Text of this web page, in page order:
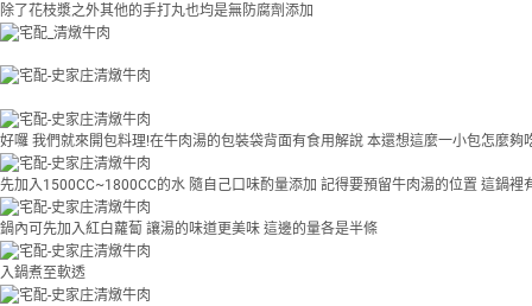
除了花枝漿之外其他的手打丸也均是無防腐劑添加
好囉 我們就來開包料理!在牛肉湯的包裝袋背面有食用解說 本還想這麼一小包怎麼夠
先加入1500CC~1800CC的水 隨自己口味酌量添加 記得要預留牛肉湯的位置 這鍋裡
鍋內可先加入紅白蘿蔔 讓湯的味道更美味 這邊的量各是半條
入鍋煮至軟透